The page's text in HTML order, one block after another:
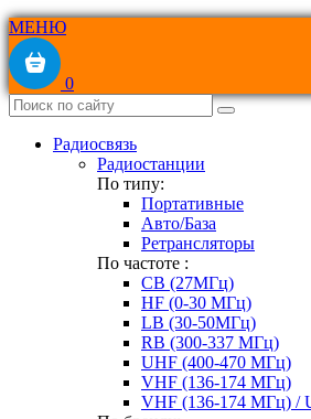
МЕНЮ
0
Радиосвязь
Радиостанции
По типу:
Портативные
Авто/База
Ретрансляторы
По частоте :
CB (27МГц)
HF (0-30 МГц)
LB (30-50МГц)
RB (300-337 МГц)
UHF (400-470 МГц)
VHF (136-174 МГц)
VHF (136-174 МГц) /